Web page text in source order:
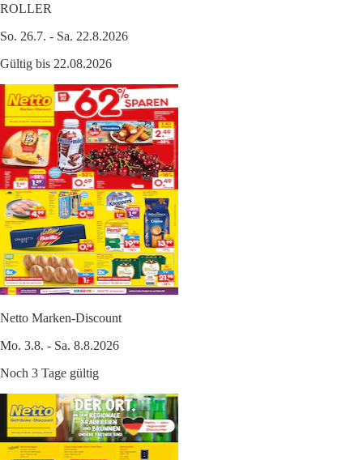
ROLLER
So. 26.7. - Sa. 22.8.2026
Gültig bis 22.08.2026
Netto Marken-Discount
Mo. 3.8. - Sa. 8.8.2026
Noch 3 Tage gültig